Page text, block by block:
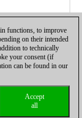
Cookies Management
functions, to improve
on their intended
to technically
your consent (if
can be found in our
Accept
all